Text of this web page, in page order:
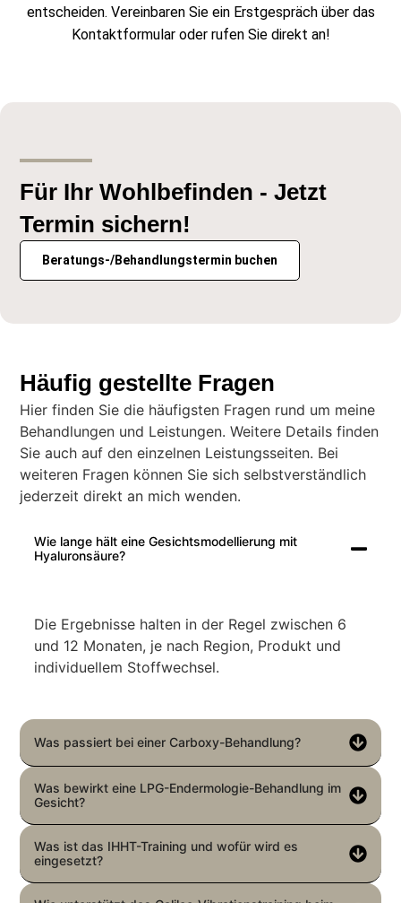
entscheiden. Vereinbaren Sie ein Erstgespräch über das
Kontaktformular oder rufen Sie direkt an!
Für Ihr Wohlbefinden - Jetzt
Termin sichern!
Beratungs-/Behandlungstermin buchen
Häufig gestellte Fragen
Hier finden Sie die häufigsten Fragen rund um meine
Behandlungen und Leistungen. Weitere Details finden
Sie auch auf den einzelnen Leistungsseiten. Bei
weiteren Fragen können Sie sich selbstverständlich
jederzeit direkt an mich wenden.
Wie lange hält eine Gesichtsmodellierung mit
Hyaluronsäure?
Die Ergebnisse halten in der Regel zwischen 6
und 12 Monaten, je nach Region, Produkt und
individuellem Stoffwechsel.
Was passiert bei einer Carboxy-Behandlung?
Was bewirkt eine LPG-Endermologie-Behandlung im
Gesicht?
Was ist das IHHT-Training und wofür wird es
eingesetzt?